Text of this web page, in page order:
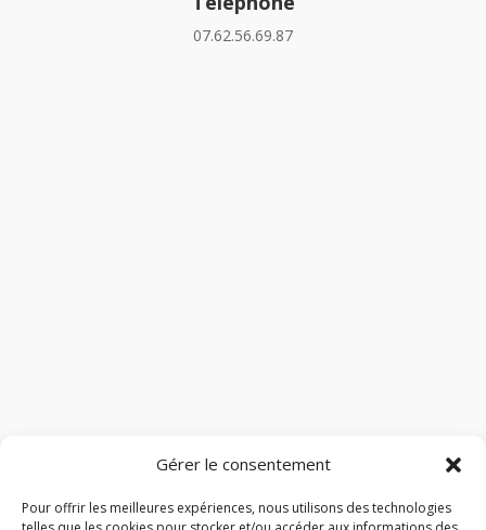
Gérer le consentement
Pour offrir les meilleures expériences, nous utilisons des technologies
07.62.56.69.87